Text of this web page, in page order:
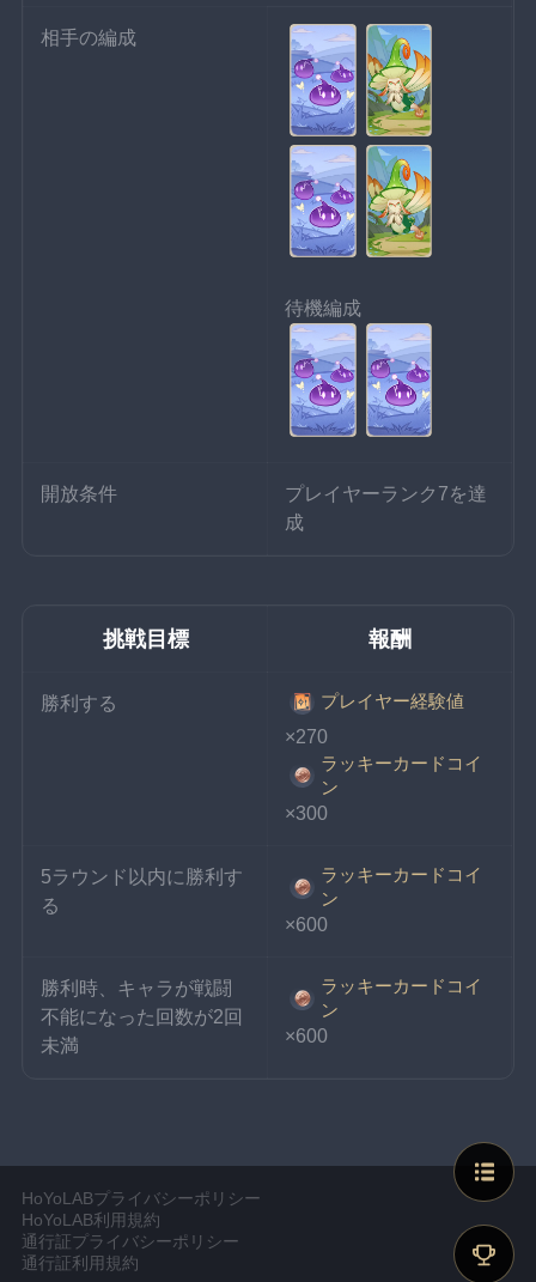
相手の編成
待機編成
開放条件
プレイヤーランク7を達
成
挑戦目標 報酬
勝利する
プレイヤー経験値
×270
ラッキーカードコイ
ン
×300
5ラウンド以内に勝利す
る
ラッキーカードコイ
ン
×600
勝利時、キャラが戦闘
不能になった回数が2回
未満
ラッキーカードコイ
ン
×600
HoYoLABプライバシーポリシー
HoYoLAB利用規約
通行証プライバシーポリシー
通行証利用規約